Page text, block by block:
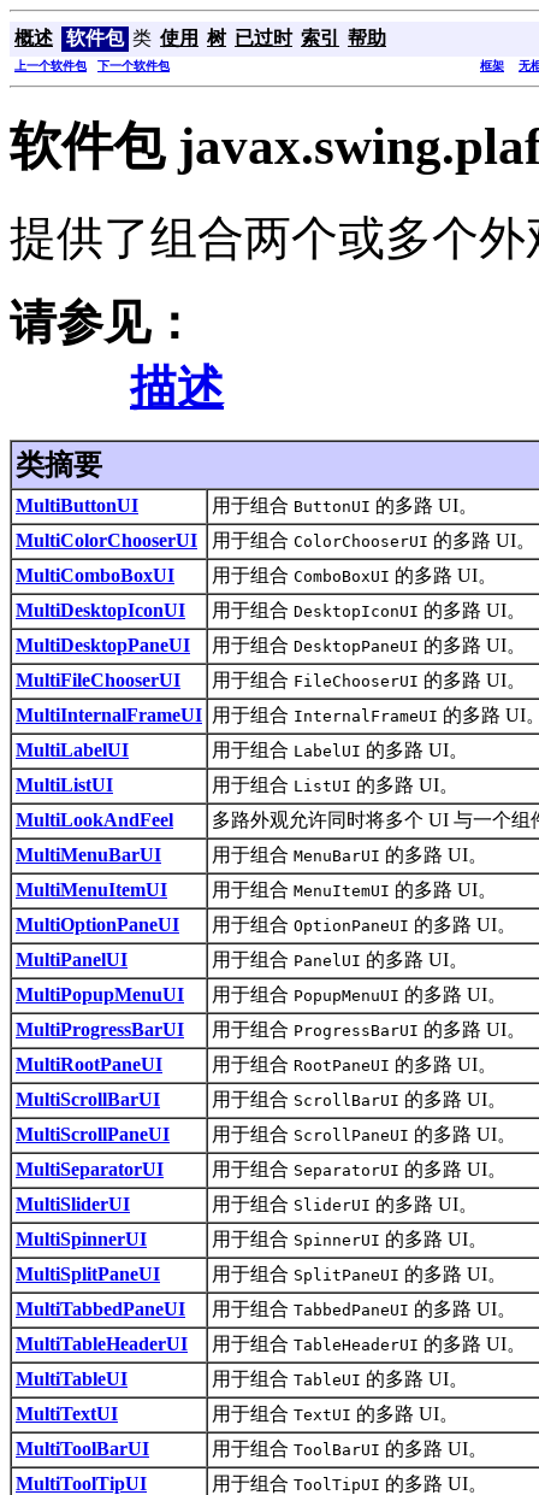
概述 软件包 类 使用 树 已过时 索引 帮助
上一个软件包 下一个软件包 框架 无
软件包
提供了组合两个或多个
请参见：
描述
类摘要
MultiButtonUI 用于组合 ButtonUI 的多路 UI。
MultiColorChooserUI
用于组合 ColorChooserUI 的多路 UI。
MultiComboBoxUI
用于组合 ComboBoxUI 的多路 UI。
MultiDesktopIconUI
用于组合 DesktopIconUI 的多路 UI。
MultiDesktopPaneUI
用于组合 DesktopPaneUI 的多路 UI。
MultiFileChooserUI
用于组合 FileChooserUI 的多路 UI。
MultiInternalFrameUI 用于组合 InternalFrameUI 的多路 UI
MultiLabelUI
用于组合 LabelUI 的多路 UI。
MultiListUI
用于组合 ListUI 的多路 UI。
MultiLookAndFeel
多路外观允许同时将多个 UI 与一个组
MultiMenuBarUI
用于组合 MenuBarUI 的多路 UI。
MultiMenuItemUI
用于组合 MenuItemUI 的多路 UI。
MultiOptionPaneUI
用于组合 OptionPaneUI 的多路 UI。
MultiPanelUI
用于组合 PanelUI 的多路 UI。
MultiPopupMenuUI
用于组合 PopupMenuUI 的多路 UI。
MultiProgressBarUI
用于组合 ProgressBarUI 的多路 UI。
MultiRootPaneUI
用于组合 RootPaneUI 的多路 UI。
MultiScrollBarUI
用于组合 ScrollBarUI 的多路 UI。
MultiScrollPaneUI
用于组合 ScrollPaneUI 的多路 UI。
MultiSeparatorUI
用于组合 SeparatorUI 的多路 UI。
MultiSliderUI
用于组合 SliderUI 的多路 UI。
MultiSpinnerUI
用于组合 SpinnerUI 的多路 UI。
MultiSplitPaneUI
用于组合 SplitPaneUI 的多路 UI。
MultiTabbedPaneUI
用于组合 TabbedPaneUI 的多路 UI。
MultiTableHeaderUI
用于组合 TableHeaderUI 的多路 UI。
MultiTableUI
用于组合 TableUI 的多路 UI。
MultiTextUI
用于组合 TextUI 的多路 UI。
MultiToolBarUI
用于组合 ToolBarUI 的多路 UI。
MultiToolTipUI
用于组合 ToolTipUI 的多路 UI。